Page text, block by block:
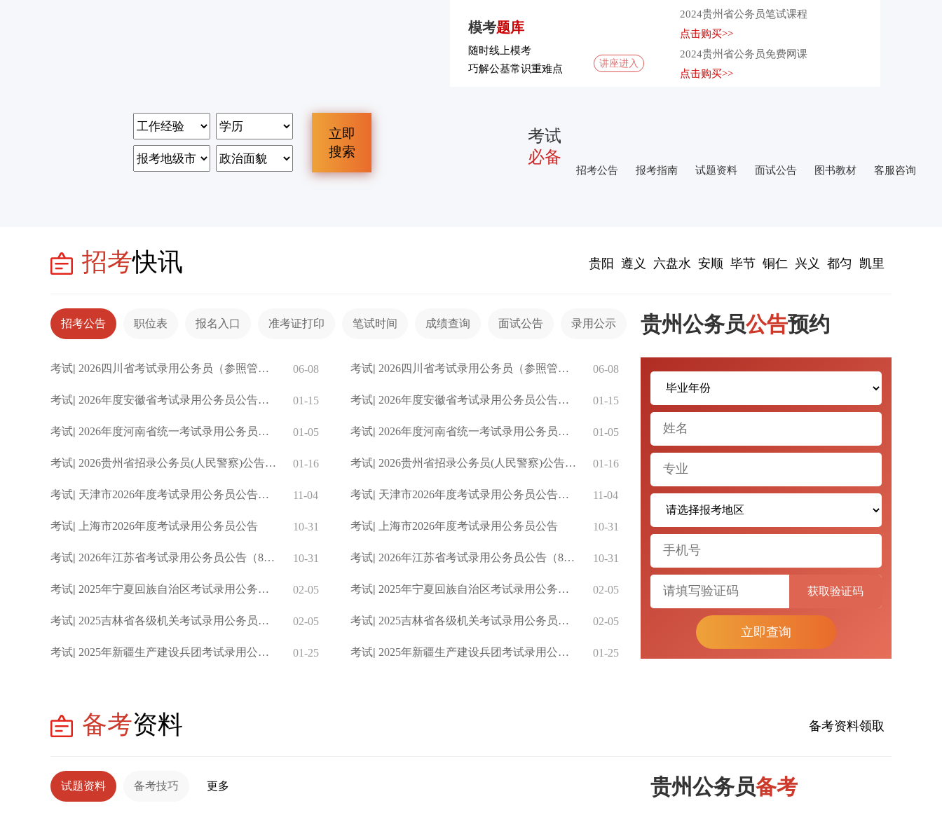
模考题库
随时线上模考
巧解公基常识重难点
讲座进入
2024贵州省公务员笔试课程
点击购买>>
2024贵州省公务员免费网课
点击购买>>
立即
搜索
考试
必备
招考公告 报考指南 试题资料 面试公告 图书教材 客服咨询
招考快讯 贵阳 遵义 六盘水 安顺 毕节 铜仁 兴义 都匀 凯里
招考公告 职位表 报名入口 准考证打印 笔试时间 成绩查询 面试公告 录用公示
考试| 2026四川省考试录用公务员（参照管理工作人员）补充录用公告(1 06-08
考试| 2026年度安徽省考试录用公务员公告（7195人） 01-15
考试| 2026年度河南省统一考试录用公务员公告（10429人） 01-05
考试| 2026贵州省招录公务员(人民警察)公告（4833人） 01-16
考试| 天津市2026年度考试录用公务员公告（1796人） 11-04
考试| 上海市2026年度考试录用公务员公告 10-31
考试| 2026年江苏省考试录用公务员公告（8179人） 10-31
考试| 2025年宁夏回族自治区考试录用公务员公告（1134人） 02-05
考试| 2025吉林省各级机关考试录用公务员公告(4984人) 02-05
考试| 2025年新疆生产建设兵团考试录用公务员公告_各省公务员考试网 01-25
考试| 2026四川省考试录用公务员（参照管理工作人员）补充录用公告(1 06-08
考试| 2026年度安徽省考试录用公务员公告（7195人） 01-15
考试| 2026年度河南省统一考试录用公务员公告（10429人） 01-05
考试| 2026贵州省招录公务员(人民警察)公告（4833人） 01-16
考试| 天津市2026年度考试录用公务员公告（1796人） 11-04
考试| 上海市2026年度考试录用公务员公告 10-31
考试| 2026年江苏省考试录用公务员公告（8179人） 10-31
考试| 2025年宁夏回族自治区考试录用公务员公告（1134人） 02-05
考试| 2025吉林省各级机关考试录用公务员公告(4984人) 02-05
考试| 2025年新疆生产建设兵团考试录用公务员公告_各省公务员考试网 01-25
贵州公务员公告预约
获取验证码
立即查询
备考资料 备考资料领取
试题资料 备考技巧 更多 贵州公务员备考